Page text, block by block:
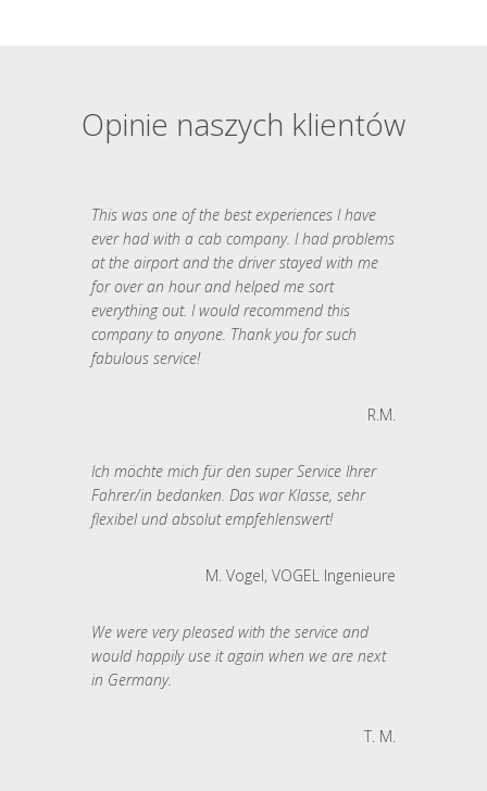
Opinie naszych klientów
This was one of the best experiences I have
ever had with a cab company. I had problems
at the airport and the driver stayed with me
for over an hour and helped me sort
everything out. I would recommend this
company to anyone. Thank you for such
fabulous service!
R.M.
Ich möchte mich für den super Service Ihrer
Fahrer/in bedanken. Das war Klasse, sehr
flexibel und absolut empfehlenswert!
M. Vogel, VOGEL Ingenieure
We were very pleased with the service and
would happily use it again when we are next
in Germany.
T. M.